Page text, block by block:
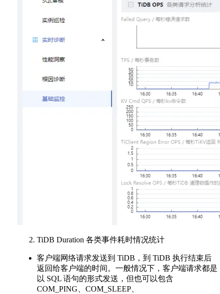
TiDB Duration 各类事件耗时情况统计
客户端网络请求发送到 TiDB，到 TiDB 执行结束后
返回给客户端的时间。一般情况下，客户端请求都是
以 SQL 语句的形式发送，但也可以包含
COM_PING、COM_SLEEP、